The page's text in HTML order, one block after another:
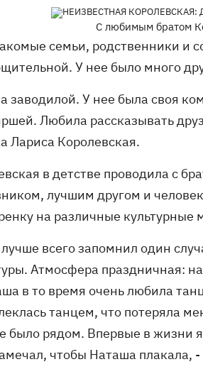
C любимым братом
семьи, родственники и
У нее было много
заводилой. У нее была своя
Любила рассказывать
Лариса Королевская.
в детстве проводила с
лучшим другом и
на различные культурные
всего запомнил один
Атмосфера праздничная:
в то время очень любила
танцем, что потеряла
было рядом. Впервые в жизни
чтобы Наташа плакала,